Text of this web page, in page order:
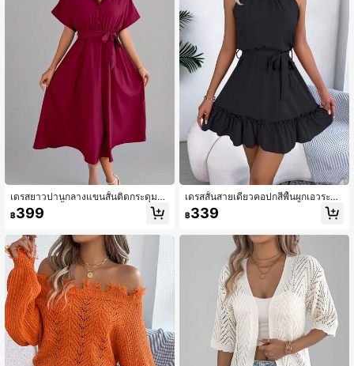
เดรสยาวปานกลางแขนสั้นติดกระดุมมีเ
ชือกผูกเอวสีพื้นทรงหลวมลำลองคอปกโ
ปโลคอลเลกชันฤดูใบไม้ผลิ/ฤดูร้อนใหม่,
฿399
เดรสสั้นสายเดี่ยวคอปกสีพื้นผูกเอวระบา
ยชายกระโปรงแบบใหม่สำหรับฤดูใบไม้
ผลิ/ฤดูร้อน, เดรสสั้นสีดำหรูหรา
฿339